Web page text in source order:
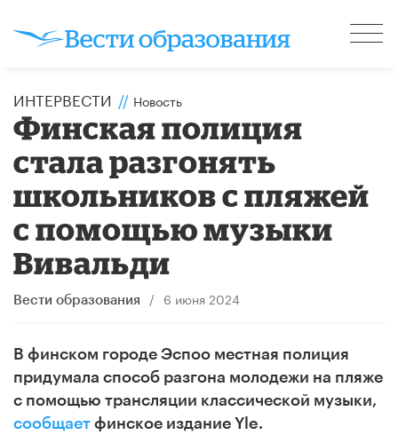
ИНТЕРВЕСТИ // Новость
Финская полиция
стала разгонять
школьников с пляжей
с помощью музыки
Вивальди
Вести образования / 6 июня 2024
В финском городе Эспоо местная полиция
придумала способ разгона молодежи на пляже
с помощью трансляции классической музыки,
сообщает финское издание Yle.